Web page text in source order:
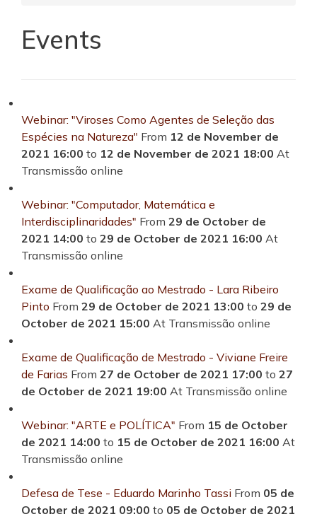
Events
Webinar: "Viroses Como Agentes de Seleção das
Espécies na Natureza" From 12 de November de
2021 16:00 to 12 de November de 2021 18:00 At
Transmissão online
Webinar: "Computador, Matemática e
Interdisciplinaridades" From 29 de October de
2021 14:00 to 29 de October de 2021 16:00 At
Transmissão online
Exame de Qualificação ao Mestrado - Lara Ribeiro
Pinto From 29 de October de 2021 13:00 to 29 de
October de 2021 15:00 At Transmissão online
Exame de Qualificação de Mestrado - Viviane Freire
de Farias From 27 de October de 2021 17:00 to 27
de October de 2021 19:00 At Transmissão online
Webinar: "ARTE e POLÍTICA" From 15 de October
de 2021 14:00 to 15 de October de 2021 16:00 At
Transmissão online
Defesa de Tese - Eduardo Marinho Tassi From 05 de
October de 2021 09:00 to 05 de October de 2021